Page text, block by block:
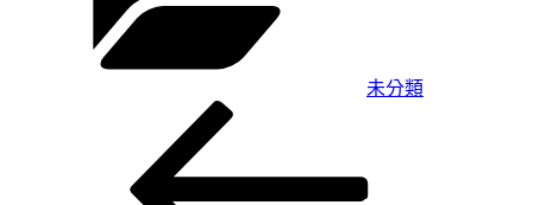
未分類